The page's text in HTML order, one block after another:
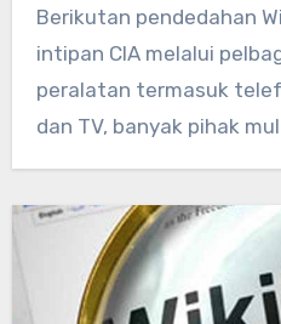
Berikutan pendedahan
intipan CIA melalui
peralatan termasuk
dan TV, banyak pihak